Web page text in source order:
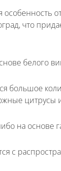
что
белого
большое
на основе
с
Как к Вам
Телефон*
Введите номер